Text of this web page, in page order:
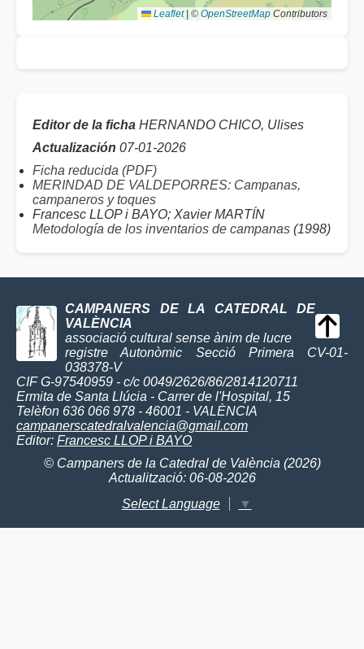
Leaflet © OpenStreetMap Contributors
Editor de la ficha HERNANDO CHICO, Ulises
Actualización 07-01-2026
Ficha reducida (PDF)
MERINDAD DE VALDEPORRES: Campanas,
campaneros y toques
Francesc LLOP i BAYO; Xavier MARTÍN
Metodología de los inventarios de campanas (1998)
CAMPANERS DE LA CATEDRAL DE
VALÈNCIA
associació cultural sense ànim de lucre
registre Autonòmic Secció Primera CV-01-
038378-V
CIF G-97540959 - c/c 0049/2626/86/2814120711
Ermita de Santa Llúcia - Carrer de l'Hospital, 15
Telèfon 636 066 978 - 46001 - VALÈNCIA
campanerscatedralvalencia@gmail.com
Editor: Francesc LLOP i BAYO
© Campaners de la Catedral de València (2026)
Actualització: 06-08-2026
Select Language
▼